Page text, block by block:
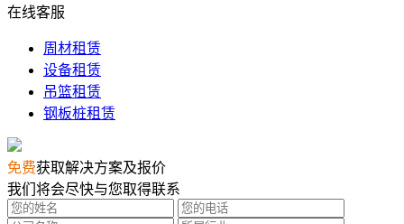
在线客服
周材租赁
设备租赁
吊篮租赁
钢板桩租赁
免费获取解决方案及报价
我们将会尽快与您取得联系